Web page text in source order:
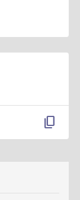
content_copy